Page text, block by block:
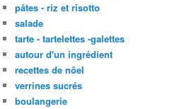
pâtes - riz et risotto
salade
tarte - tartelettes -galettes
autour d'un ingrédient
recettes de nôel
verrines sucrés
boulangerie